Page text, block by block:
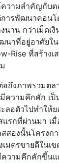
วามสำคัญกับ
ารพัฒนาคอนโ
นาน กว่าเม็ดเ
นาที่อยู่อาศัยใ
Rise ที่สร้างเ
ถึงภาพรวมตล
ความคึกคัก เป็
ลอตัวไปทำให้
รกที่ผ่านมา เมื่
สองนั้นโครงก
มตรขายดีในเ
ความคึกคักขึ้น